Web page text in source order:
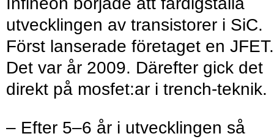
utvecklingen av transistorer i SiC.
Först lanserade företaget en JFET.
Det var år 2009. Därefter gick det
direkt på mosfet:ar i trench-teknik.
– Efter 5–6 år i utvecklingen så